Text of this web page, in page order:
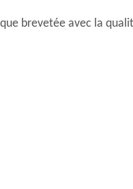
brevetée avec la